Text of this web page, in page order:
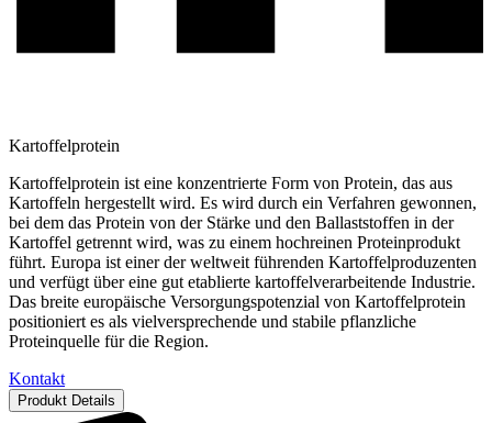
Kartoffel­protein
Kartoffelprotein ist eine konzentrierte Form von Protein, das aus
Kartoffeln hergestellt wird. Es wird durch ein Verfahren gewonnen,
bei dem das Protein von der Stärke und den Ballaststoffen in der
Kartoffel getrennt wird, was zu einem hochreinen Proteinprodukt
führt. Europa ist einer der weltweit führenden Kartoffelproduzenten
und verfügt über eine gut etablierte kartoffelverarbeitende Industrie.
Das breite europäische Versorgungspotenzial von Kartoffelprotein
positioniert es als vielversprechende und stabile pflanzliche
Proteinquelle für die Region.
Kontakt
Produkt Details